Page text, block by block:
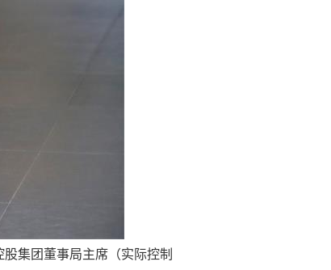
集团董事局主席（实际控制